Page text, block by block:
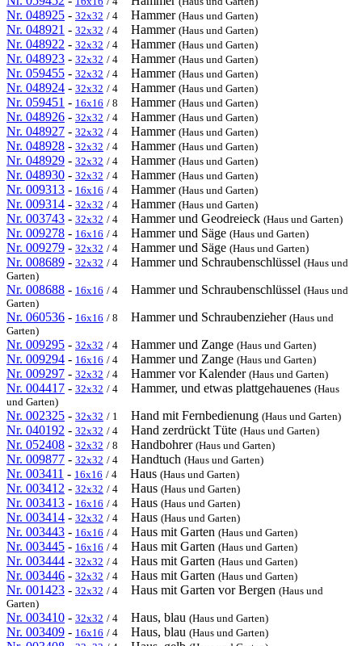
Nr. 048925 - 32x32 / 4 Hammer (Haus und Garten)
Nr. 048921 - 32x32 / 4 Hammer (Haus und Garten)
Nr. 048922 - 32x32 / 4 Hammer (Haus und Garten)
Nr. 048923 - 32x32 / 4 Hammer (Haus und Garten)
Nr. 059455 - 32x32 / 4 Hammer (Haus und Garten)
Nr. 048924 - 32x32 / 4 Hammer (Haus und Garten)
Nr. 059451 - 16x16 / 8 Hammer (Haus und Garten)
Nr. 048926 - 32x32 / 4 Hammer (Haus und Garten)
Nr. 048927 - 32x32 / 4 Hammer (Haus und Garten)
Nr. 048928 - 32x32 / 4 Hammer (Haus und Garten)
Nr. 048929 - 32x32 / 4 Hammer (Haus und Garten)
Nr. 048930 - 32x32 / 4 Hammer (Haus und Garten)
Nr. 009313 - 16x16 / 4 Hammer (Haus und Garten)
Nr. 009314 - 32x32 / 4 Hammer (Haus und Garten)
Nr. 003743 - 32x32 / 4 Hammer und Geodreieck (Haus und Garten)
Nr. 009278 - 16x16 / 4 Hammer und Säge (Haus und Garten)
Nr. 009279 - 32x32 / 4 Hammer und Säge (Haus und Garten)
Nr. 008689 - 32x32 / 4 Hammer und Schraubenschlüssel (Haus und
Garten)
Nr. 008688 - 16x16 / 4 Hammer und Schraubenschlüssel (Haus und
Garten)
Nr. 060536 - 16x16 / 8 Hammer und Schraubenzieher (Haus und
Garten)
Nr. 009295 - 32x32 / 4 Hammer und Zange (Haus und Garten)
Nr. 009294 - 16x16 / 4 Hammer und Zange (Haus und Garten)
Nr. 009297 - 32x32 / 4 Hammer vor Kalender (Haus und Garten)
Nr. 004417 - 32x32 / 4 Hammer, und etwas plattgehauenes (Haus
und Garten)
Nr. 002325 - 32x32 / 1 Hand mit Fernbedienung (Haus und Garten)
Nr. 040192 - 32x32 / 4 Hand zerdrückt Tüte (Haus und Garten)
Nr. 052408 - 32x32 / 8 Handbohrer (Haus und Garten)
Nr. 009877 - 32x32 / 4 Handtuch (Haus und Garten)
Nr. 003411 - 16x16 / 4 Haus (Haus und Garten)
Nr. 003412 - 32x32 / 4 Haus (Haus und Garten)
Nr. 003413 - 16x16 / 4 Haus (Haus und Garten)
Nr. 003414 - 32x32 / 4 Haus (Haus und Garten)
Nr. 003443 - 16x16 / 4 Haus mit Garten (Haus und Garten)
Nr. 003445 - 16x16 / 4 Haus mit Garten (Haus und Garten)
Nr. 003444 - 32x32 / 4 Haus mit Garten (Haus und Garten)
Nr. 003446 - 32x32 / 4 Haus mit Garten (Haus und Garten)
Nr. 001423 - 32x32 / 4 Haus mit Garten vor Bergen (Haus und
Garten)
Nr. 003410 - 32x32 / 4 Haus, blau (Haus und Garten)
Nr. 003409 - 16x16 / 4 Haus, blau (Haus und Garten)